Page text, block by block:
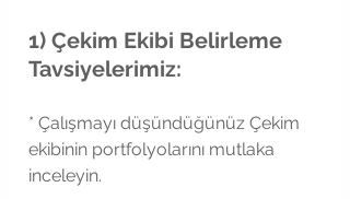
1) Çekim Ekibi Belirleme
Tavsiyelerimiz:
* Çalışmayı düşündüğünüz Çekim
ekibinin portfolyolarını mutlaka
inceleyin.